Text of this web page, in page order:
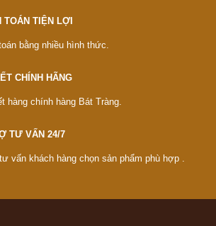
TOÁN TIỆN LỢI
bằng nhiều hình thức.
CHÍNH HÃNG
hàng chính hàng Bát Tràng.
TƯ VẤN 24/7
vấn khách hàng chọn sản phẩm phù hợp .